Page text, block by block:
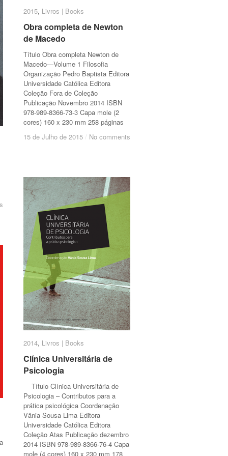
2015, Livros | Books
Obra completa de Newton
de Macedo
Título Obra completa Newton de
Macedo—Volume 1 Filosofia
Organização Pedro Baptista Editora
Universidade Católica Editora
Coleção Fora de Coleção
Publicação Novembro 2014 ISBN
978-989-8366-73-3 Capa mole (2
cores) 160 x 230 mm 258 páginas
15 de Julho de 2015 / No comments
2015 Livros | Books
Obra completa de Newton
de Macedo
15 de Julho de 2015 / No comments
2014, Livros | Books
Clínica Universitária de
Psicologia
Título Clínica Universitária de
Psicologia – Contributos para a
prática psicológica Coordenação
Vânia Sousa Lima Editora
Universidade Católica Editora
Coleção Atas Publicação dezembro
2014 ISBN 978-989-8366-76-4 Capa
mole (4 cores) 160 x 230 mm 178
2014 Livros | Books
Clínica Universitária de
Psicologia